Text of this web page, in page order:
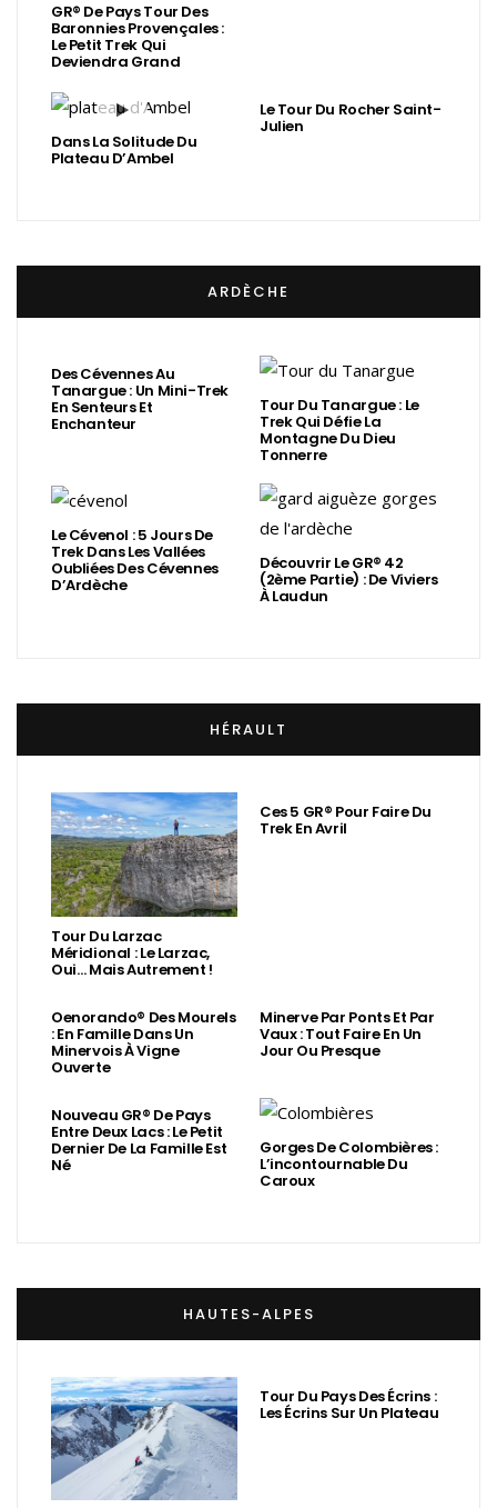
GR® De Pays Tour Des
Baronnies Provençales :
Le Petit Trek Qui
Deviendra Grand
Dans La Solitude Du
Plateau D’Ambel
Le Tour Du Rocher Saint-
Julien
ARDÈCHE
Des Cévennes Au
Tanargue : Un Mini-Trek
En Senteurs Et
Enchanteur
Tour Du Tanargue : Le
Trek Qui Défie La
Montagne Du Dieu
Tonnerre
Le Cévenol : 5 Jours De
Trek Dans Les Vallées
Oubliées Des Cévennes
D’Ardèche
Découvrir Le GR® 42
(2ème Partie) : De Viviers
À Laudun
HÉRAULT
Tour Du Larzac
Méridional : Le Larzac,
Oui… Mais Autrement !
Ces 5 GR® Pour Faire Du
Trek En Avril
Oenorando® Des Mourels
: En Famille Dans Un
Minervois À Vigne
Ouverte
Minerve Par Ponts Et Par
Vaux : Tout Faire En Un
Jour Ou Presque
Nouveau GR® De Pays
Entre Deux Lacs : Le Petit
Dernier De La Famille Est
Né
Gorges De Colombières :
L’incontournable Du
Caroux
HAUTES-ALPES
Tour Du Pays Des Écrins :
Les Écrins Sur Un Plateau